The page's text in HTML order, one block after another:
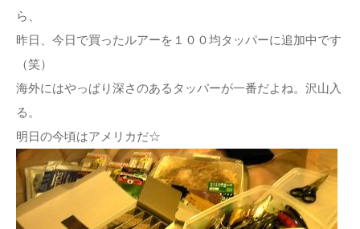
ら、
昨日、今日で買ったルアーを１００均タッパーに追加中です
（笑）
海外にはやっぱり深さのあるタッパーが一番だよね。沢山入
る。
明日の今頃はアメリカだ☆